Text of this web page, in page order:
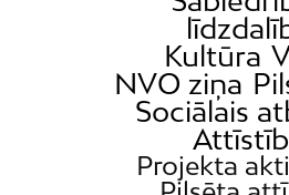
Kultūra
NVO ziņa
Sociālais
Projekta